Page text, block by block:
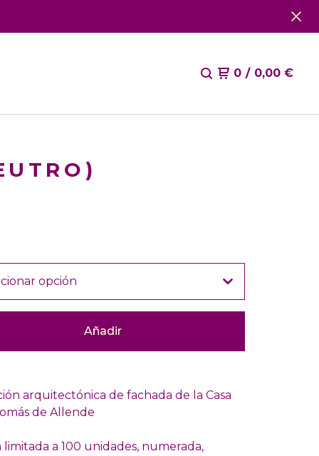
0 / 0,00 €
Añadir
arquitectónica de fachada de la Casa
de Allende
limitada a 100 unidades, numerada,